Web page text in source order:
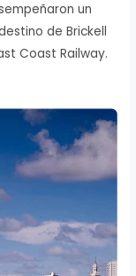
un
de Brickell
Coast Railway.